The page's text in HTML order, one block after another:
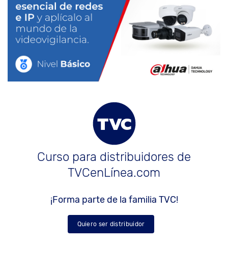
Curso para distribuidores de
TVCenLínea.com
¡Forma parte de la familia TVC!
Quiero ser distribuidor